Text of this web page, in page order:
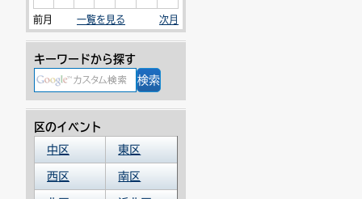
前月 一覧を見る 次月
キーワードから探す
区のイベント
中区
東区
西区 南区